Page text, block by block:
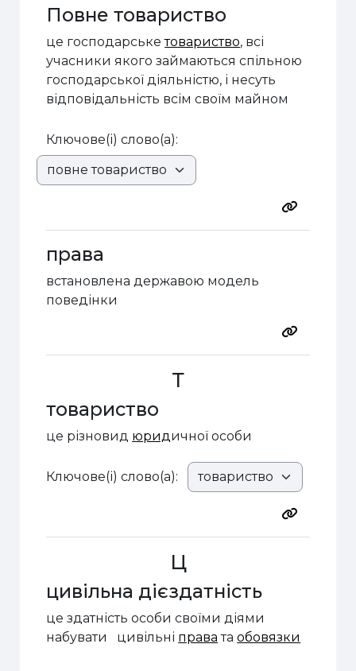
Повне товариство
це господарськетовариство, всі
учасники якого займаються спільною
господарської діяльністю, і несуть
відповідальність всім своїм майном
Ключове(і) слово(а):
права
встановлена державою модель
поведінки
Т
товариство
це різновид юрид ичної особи
Ключове(і) слово(а):
Ц
цивільна дієздатність
це здатність особи своїми діями
набувати цивільні права таобовязки